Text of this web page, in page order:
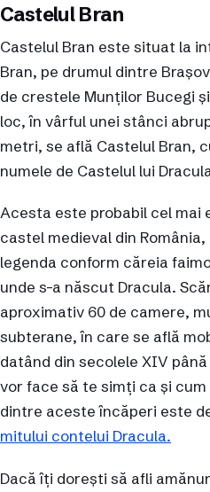
Castelul Bran
Castelul Bran este situat la
Bran, pe drumul dintre
de crestele Munților Bucegi
loc, în vârful unei stânci
metri, se află Castelul Bran,
numele de Castelul lui
Acesta este probabil cel mai
castel medieval din
legenda conform căreia
unde s-a născut Dracula.
aproximativ 60 de camere,
subterane, în care se află
datând din secolele XIV
vor face să te simți ca și
dintre aceste încăperi este
mitului contelui Dracula.
Dacă îți dorești să afli